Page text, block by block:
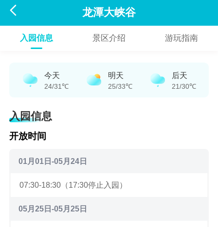
 龙潭大峡谷
入园信息 景区介绍 游玩指南
今天
24/31℃
明天
25/33℃
后天
21/30℃
入园信息
开放时间
01月01日-05月24日
07:30-18:30（17:30停止入园）
05月25日-05月25日